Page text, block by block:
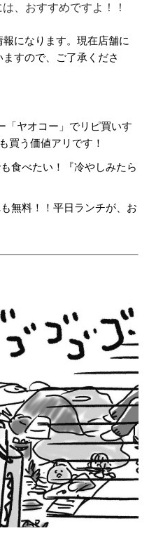
、おすすめですよ！！
になります。現在店舗に
すので、ご了承くださ
「ヤオコー」でリピ買いす
買う価値アリです！
食べたい！『冷やしみたら
無料！！平日ランチが、お